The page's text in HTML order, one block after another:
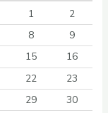
1
2
8
9
15
16
22
23
29
30